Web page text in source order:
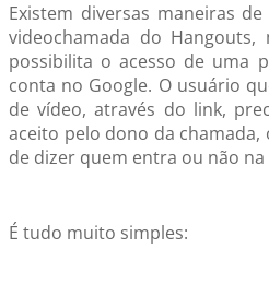
Existem diversas maneiras
videochamada do
possibilita o acesso de uma
conta no Google. O usuário
de vídeo, através do link,
aceito pelo dono da
de dizer quem entra ou não na
É tudo muito simples: